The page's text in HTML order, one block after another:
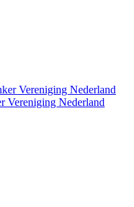
Vereniging Nederland